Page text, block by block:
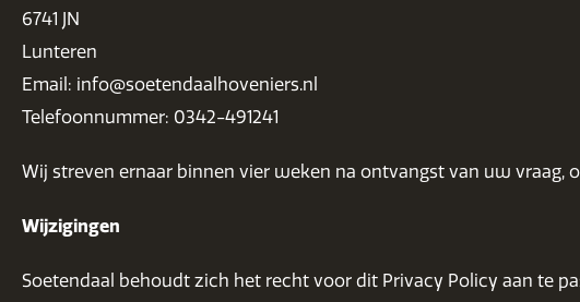
6741 JN
Lunteren
Email: info@soetendaalhoveniers.nl
Telefoonnummer: 0342-491241
Wij streven ernaar binnen vier weken na ontvangst van uw vraag,
Wijzigingen
Soetendaal behoudt zich het recht voor dit Privacy Policy aan te